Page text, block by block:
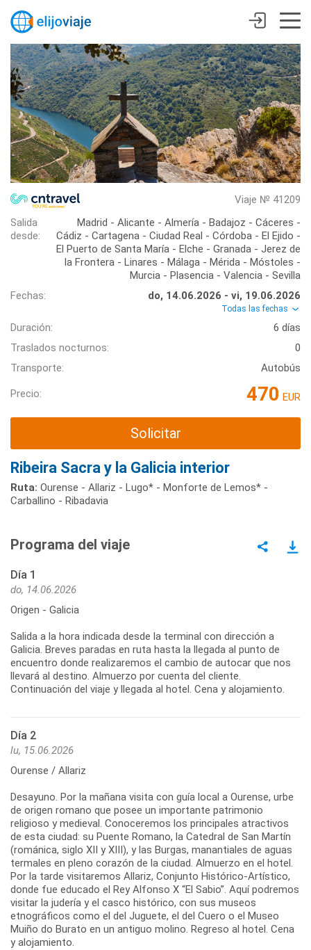
Viaje № 41209
Salida
desde:
Madrid - Alicante - Almería - Badajoz - Cáceres -
Cádiz - Cartagena - Ciudad Real - Córdoba - El Ejido -
El Puerto de Santa María - Elche - Granada - Jerez de
la Frontera - Linares - Málaga - Mérida - Móstoles -
Murcia - Plasencia - Valencia - Sevilla
Fechas:
do, 14.06.2026 - vi, 19.06.2026
Todas las fechas
Duración:
6 días
Traslados nocturnos:
0
Transporte:
Autobús
Precio: 470 EUR
Solicitar
Ribeira Sacra y la Galicia interior
Ruta: Ourense - Allariz - Lugo* - Monforte de Lemos* -
Carballino - Ribadavia
Programa del viaje
Día 1
do, 14.06.2026
Origen - Galicia
Salida a la hora indicada desde la terminal con dirección a
Galicia. Breves paradas en ruta hasta la llegada al punto de
encuentro donde realizaremos el cambio de autocar que nos
llevará al destino. Almuerzo por cuenta del cliente.
Continuación del viaje y llegada al hotel. Cena y alojamiento.
Día 2
lu, 15.06.2026
Ourense / Allariz
Desayuno. Por la mañana visita con guía local a Ourense, urbe
de origen romano que posee un importante patrimonio
religioso y medieval. Conoceremos los principales atractivos
de esta ciudad: su Puente Romano, la Catedral de San Martín
(románica, siglo XII y XIII), y las Burgas, manantiales de aguas
termales en pleno corazón de la ciudad. Almuerzo en el hotel.
Por la tarde visitaremos Allariz, Conjunto Histórico-Artístico,
donde fue educado el Rey Alfonso X “El Sabio”. Aquí podremos
visitar la judería y el casco histórico, con sus museos
etnográficos como el del Juguete, el del Cuero o el Museo
Muiño do Burato en un antiguo molino. Regreso al hotel. Cena
y alojamiento.